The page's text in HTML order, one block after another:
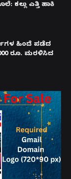
ಕಲ್ಲು ಎತ್ತಿ ಹಾಕಿ
ಹಿಂದೆ ಪಡೆದ
ರೂ. ಮರಳಿಸಿದ